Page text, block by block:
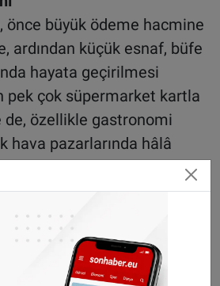
önce büyük ödeme hacmine
ardından küçük esnaf, büfe
hayata geçirilmesi
pek çok süpermarket kartla
özellikle gastronomi
hava pazarlarında hâlâ
geçerli.
bu değişikliğe temkinli
Otel ve Gastronomi Derneği
cihazlar ve işlem